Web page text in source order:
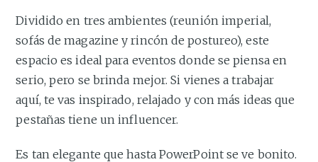
Dividido en tres ambientes (reunión imperial,
sofás de magazine y rincón de postureo), este
espacio es ideal para eventos donde se piensa en
serio, pero se brinda mejor. Si vienes a trabajar
aquí, te vas inspirado, relajado y con más ideas que
pestañas tiene un influencer.
Es tan elegante que hasta PowerPoint se ve bonito.